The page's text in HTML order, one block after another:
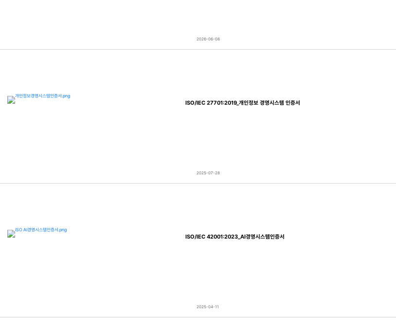
2026-06-08
ISO/IEC 27701:2019_개인정보 경영시스템 인증서
2025-07-28
ISO/IEC 42001:2023_AI경영시스템인증서
2025-04-11